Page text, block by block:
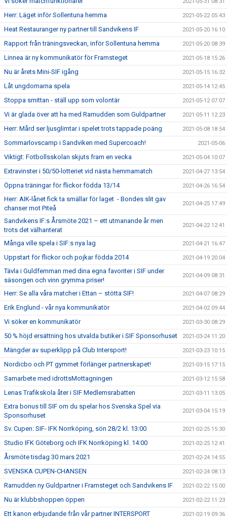
Herr: Läget inför Sollentuna hemma 2021-05-22 05:43
Heat Restauranger ny partner till Sandvikens IF 2021-05-20 16:10
Rapport från träningsveckan, inför Sollentuna hemma 2021-05-20 08:39
Linnea är ny kommunikatör för Framsteget 2021-05-18 15:26
Nu är årets Mini-SIF igång 2021-05-15 16:32
Låt ungdomarna spela 2021-05-14 12:45
Stoppa smittan - ställ upp som volontär 2021-05-12 07:07
Vi är glada över att ha med Ramudden som Guldpartner 2021-05-11 12:23
Herr: Mård ser ljusglimtar i spelet trots tappade poäng 2021-05-08 18:54
Sommarlovscamp i Sandviken med Supercoach! 2021-05-06
Viktigt: Fotbollsskolan skjuts fram en vecka 2021-05-04 10:07
Extravinster i 50/50-lotteriet vid nästa hemmamatch 2021-04-27 13:54
Öppna träningar för flickor födda 13/14 2021-04-26 16:54
Herr: AIK-lånet fick ta smällar för laget - Bondes slit gav
chanser mot Piteå
2021-04-25 17:49
Sandvikens IF:s Årsmöte 2021 – ett utmanande år men
trots det välhanterat
2021-04-22 12:41
Många ville spela i SIF:s nya lag 2021-04-21 16:47
Uppstart för flickor och pojkar födda 2014 2021-04-19 20:04
Tävla i Guldfemman med dina egna favoriter i SIF under
säsongen och vinn grymma priser!
2021-04-09 08:31
Herr: Se alla våra matcher i Ettan – stötta SIF! 2021-04-07 08:29
Erik Englund - vår nya kommunikatör 2021-04-02 09:44
Vi söker en kommunikatör 2021-03-30 08:29
50 % höjd ersättning hos utvalda butiker i SIF Sponsorhuset 2021-03-24 11:20
Mängder av superklipp på Club Intersport! 2021-03-23 10:15
Nordicbo och PT gymmet förlänger partnerskapet! 2021-03-15 17:15
Samarbete med idrottsMottagningen 2021-03-12 15:58
Lenas Trafikskola åter i SIF Medlemsrabatten 2021-03-11 13:05
Extra bonus till SIF om du spelar hos Svenska Spel via
Sponsorhuset
2021-03-04 15:19
Sv. Cupen: SIF- IFK Norrköping, sön 28/2 kl. 13:00 2021-02-25 15:30
Studio IFK Göteborg och IFK Norrköping kl. 14:00 2021-02-25 12:41
Årsmöte tisdag 30 mars 2021 2021-02-24 14:55
SVENSKA CUPEN-CHANSEN 2021-02-24 08:13
Ramudden ny Guldpartner i Framsteget och Sandvikens IF 2021-02-22 15:00
Nu är klubbshoppen öppen 2021-02-22 11:23
Ett kanon erbjudande från vår partner INTERSPORT 2021-02-19 09:36